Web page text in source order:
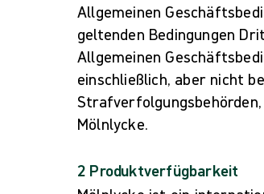
Allgemeinen
geltenden Bedingungen
Allgemeinen
einschließlich, aber nicht
Mölnlycke.
2 Produktverfügbarkeit